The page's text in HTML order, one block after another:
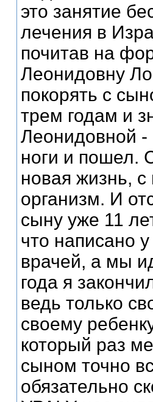
это занятие
лечения в
почитав на
Леонидовну
покорять с
трем годам и
Леонидовной -
ноги и пошел.
новая жизнь,
организм. И
сыну уже 11
что написано
врачей, а мы
года я
ведь только
своему
который раз
сыном точно
обязательно